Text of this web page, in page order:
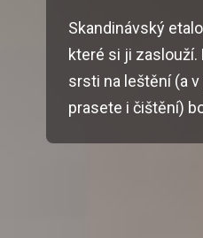
Skandinávský
které si ji zaslouží.
srsti na leštění (a
prasete i čištění)